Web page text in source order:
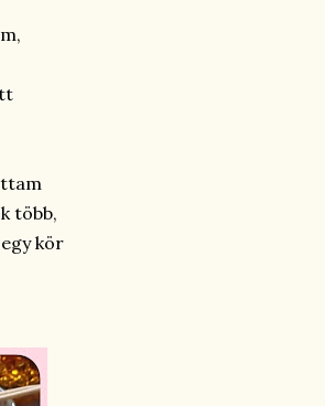
több,
kör